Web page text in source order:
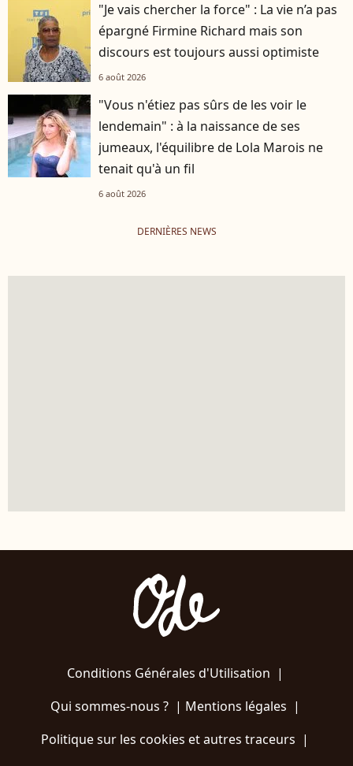
"Je vais chercher la force" : La vie n’a pas
épargné Firmine Richard mais son
discours est toujours aussi optimiste
6 août 2026
"Vous n'étiez pas sûrs de les voir le
lendemain" : à la naissance de ses
jumeaux, l'équilibre de Lola Marois ne
tenait qu'à un fil
6 août 2026
DERNIÈRES NEWS
Conditions Générales d'Utilisation |
Qui sommes-nous ?| Mentions légales |
Politique sur les cookies et autres traceurs |